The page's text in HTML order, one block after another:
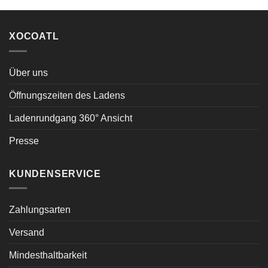
XOCOATL
Über uns
Öffnungszeiten des Ladens
Ladenrundgang 360° Ansicht
Presse
KUNDENSERVICE
Zahlungsarten
Versand
Mindesthaltbarkeit